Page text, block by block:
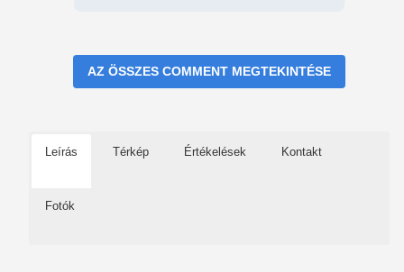
AZ ÖSSZES COMMENT MEGTEKINTÉSE
Leírás Térkép Értékelések Kontakt
Fotók